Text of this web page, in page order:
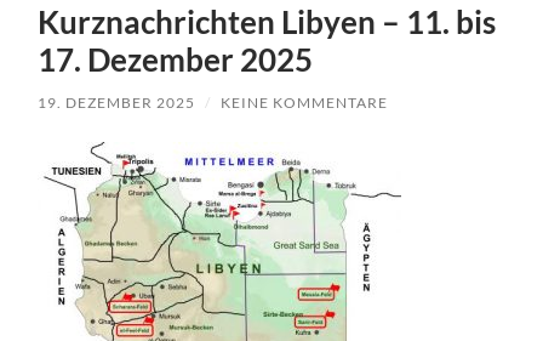
Kurznachrichten Libyen – 11. bis
17. Dezember 2025
19. DEZEMBER 2025 / KEINE KOMMENTARE